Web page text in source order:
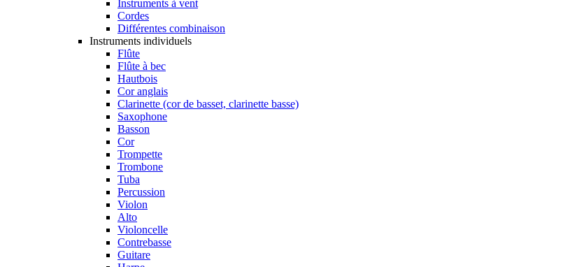
Instruments à vent
Cordes
Différentes combinaison
Instruments individuels
Flûte
Flûte à bec
Hautbois
Cor anglais
Clarinette (cor de basset, clarinette basse)
Saxophone
Basson
Cor
Trompette
Trombone
Tuba
Percussion
Violon
Alto
Violoncelle
Contrebasse
Guitare